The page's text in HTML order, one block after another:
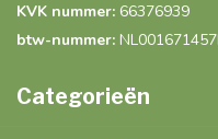
KVK nummer: 66376939
btw-nummer:
Categorieën